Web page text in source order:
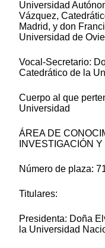
Universidad
Vázquez,
Madrid, y don
Universidad de
Vocal-Secretario:
Catedrático de la
Cuerpo al que
Universidad
ÁREA DE
INVESTIGACIÓN
Número de plaza:
Titulares:
Presidenta: Doña
la Universidad